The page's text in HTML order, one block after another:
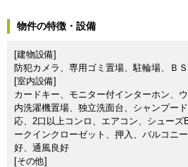
物件の特徴・設備
[建物設備]
防犯カメラ、専用ゴミ置場、駐輪場、Ｂ
[室内設備]
カードキー、モニター付インターホン、
内洗濯機置場、独立洗面台、シャンプー
応、2口以上コンロ、エアコン、シューズ
ークインクローゼット、押入、バルコニ
好、通風良好
[その他]